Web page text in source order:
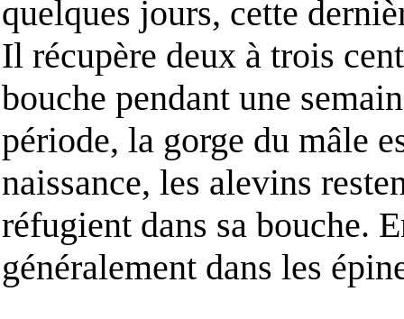
quelques jours, cette
Il récupère deux à trois
bouche pendant une
période, la gorge du mâle
naissance, les alevins
réfugient dans sa bouche.
généralement dans les